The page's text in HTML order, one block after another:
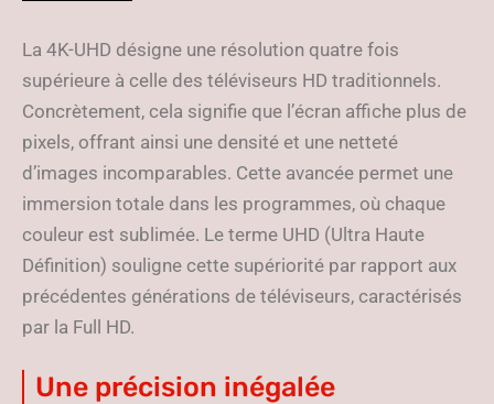
La 4K-UHD désigne une résolution quatre fois
supérieure à celle des téléviseurs HD traditionnels.
Concrètement, cela signifie que l’écran affiche plus de
pixels, offrant ainsi une densité et une netteté
d’images incomparables. Cette avancée permet une
immersion totale dans les programmes, où chaque
couleur est sublimée. Le terme UHD (Ultra Haute
Définition) souligne cette supériorité par rapport aux
précédentes générations de téléviseurs, caractérisés
par la Full HD.
Une précision inégalée